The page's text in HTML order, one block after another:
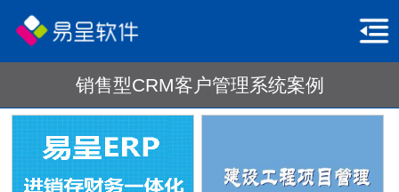
销售型CRM客户管理系统案例